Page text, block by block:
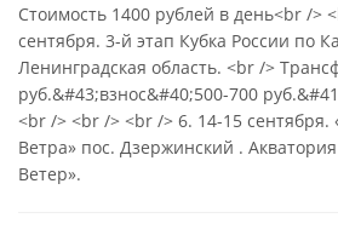
Стоимость 1400 рублей в день<br />
сентября. 3-й этап Кубка России по
Ленинградская область. <br />
руб.&#43;взнос&#40;500-700
<br /> <br /> <br /> 6. 14-15 сентября.
Ветра» пос. Дзержинский .
Ветер».